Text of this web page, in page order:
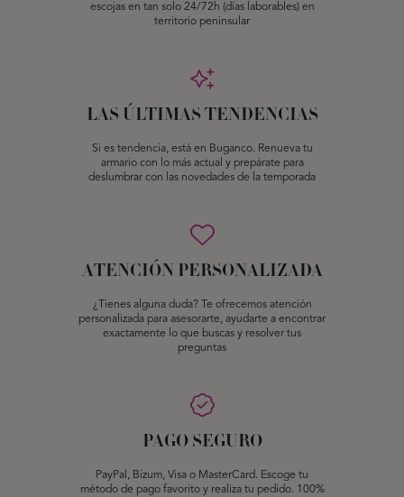
escojas en tan solo 24/72h (días laborables) en
territorio peninsular
LAS ÚLTIMAS TENDENCIAS
Si es tendencia, está en Buganco. Renueva tu
armario con lo más actual y prepárate para
deslumbrar con las novedades de la temporada
ATENCIÓN PERSONALIZADA
¿Tienes alguna duda? Te ofrecemos atención
personalizada para asesorarte, ayudarte a encontrar
exactamente lo que buscas y resolver tus
preguntas
PAGO SEGURO
PayPal, Bizum, Visa o MasterCard. Escoge tu
método de pago favorito y realiza tu pedido. 100%